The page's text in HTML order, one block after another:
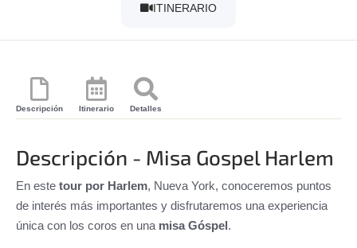
ITINERARIO
Descripción Itinerario Detalles
Descripción - Misa Gospel Harlem
En este tour por Harlem, Nueva York, conoceremos puntos
de interés más importantes y disfrutaremos una experiencia
única con los coros en una misa Góspel.